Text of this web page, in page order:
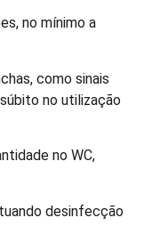
no mínimo a
como sinais
no utilização
no WC,
desinfecção